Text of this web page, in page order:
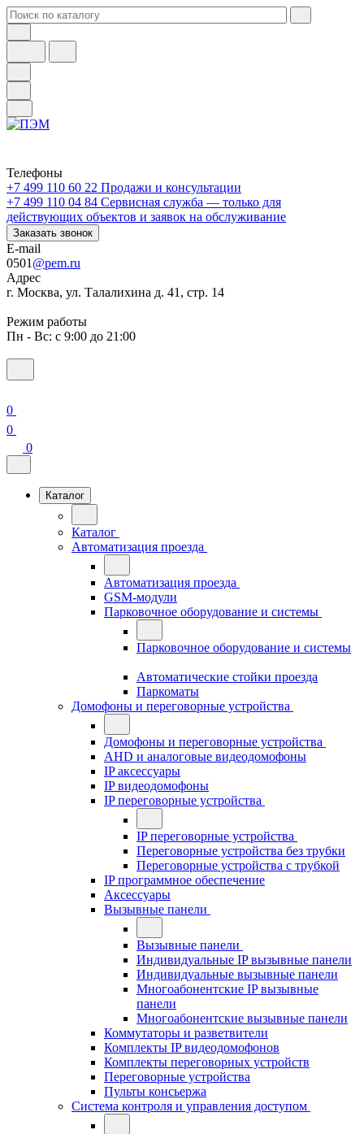
Телефоны
+7 499 110 60 22 Продажи и консультации
+7 499 110 04 84 Сервисная служба — только для
действующих объектов и заявок на обслуживание
Заказать звонок
E-mail
0501 @pem.ru
Адрес
г. Москва, ул. Талалихина д. 41, стр. 14
Режим работы
Пн - Вс: с 9:00 до 21:00
0
0
0
Каталог
Каталог
Автоматизация проезда
Автоматизация проезда
GSM-модули
Парковочное оборудование и системы
Парковочное оборудование и системы
Автоматические стойки проезда
Паркоматы
Домофоны и переговорные устройства
Домофоны и переговорные устройства
AHD и аналоговые видеодомофоны
IP аксессуары
IP видеодомофоны
IP переговорные устройства
IP переговорные устройства
Переговорные устройства без трубки
Переговорные устройства с трубкой
IP программное обеспечение
Аксессуары
Вызывные панели
Вызывные панели
Индивидуальные IP вызывные панели
Индивидуальные вызывные панели
Многоабонентские IP вызывные
панели
Многоабонентские вызывные панели
Коммутаторы и разветвители
Комплекты IP видеодомофонов
Комплекты переговорных устройств
Переговорные устройства
Пульты консьержа
Система контроля и управления доступом